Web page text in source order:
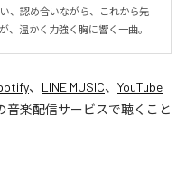
、認め合いながら、これから先
、温かく力強く胸に響く一曲。
、 LINE MUSIC、 YouTube
音楽配信サービスで聴くこと